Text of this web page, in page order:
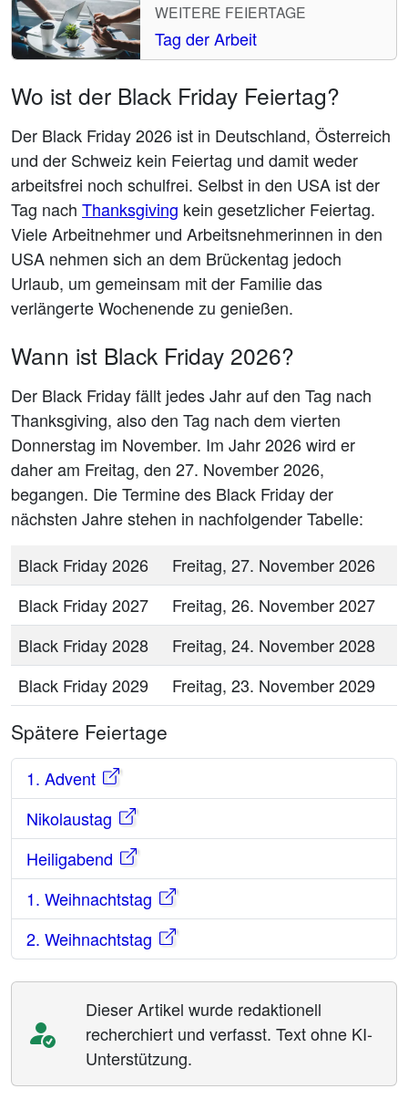
WEITERE FEIERTAGE
Tag der Arbeit
Wo ist der Black Friday Feiertag?
Der Black Friday 2026 ist in Deutschland, Österreich
und der Schweiz kein Feiertag und damit weder
arbeitsfrei noch schulfrei. Selbst in den USA ist der
Tag nach Thanksgiving kein gesetzlicher Feiertag.
Viele Arbeitnehmer und Arbeitsnehmerinnen in den
USA nehmen sich an dem Brückentag jedoch
Urlaub, um gemeinsam mit der Familie das
verlängerte Wochenende zu genießen.
Wann ist Black Friday 2026?
Der Black Friday fällt jedes Jahr auf den Tag nach
Thanksgiving, also den Tag nach dem vierten
Donnerstag im November. Im Jahr 2026 wird er
daher am Freitag, den 27. November 2026,
begangen. Die Termine des Black Friday der
nächsten Jahre stehen in nachfolgender Tabelle:
Black Friday 2026
Freitag, 27. November 2026
Black Friday 2027
Freitag, 26. November 2027
Black Friday 2028
Freitag, 24. November 2028
Black Friday 2029
Freitag, 23. November 2029
Spätere Feiertage
1. Advent
Nikolaustag
Heiligabend
1. Weihnachtstag
2. Weihnachtstag
Dieser Artikel wurde redaktionell
recherchiert und verfasst. Text ohne KI-
Unterstützung.